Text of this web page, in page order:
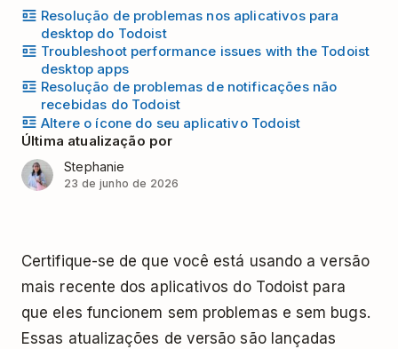
Resolução de problemas nos aplicativos para
desktop do Todoist
Troubleshoot performance issues with the Todoist
desktop apps
Resolução de problemas de notificações não
recebidas do Todoist
Altere o ícone do seu aplicativo Todoist
Última atualização por
Stephanie
23 de junho de 2026
Certifique-se de que você está usando a versão
mais recente dos aplicativos do Todoist para
que eles funcionem sem problemas e sem bugs.
Essas atualizações de versão são lançadas